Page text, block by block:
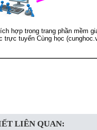
hợp trong trang phần mềm
trực tuyến Cùng học
LIÊN QUAN: